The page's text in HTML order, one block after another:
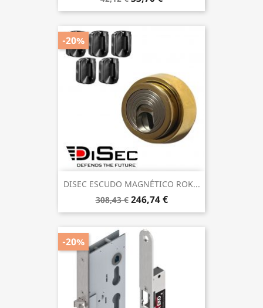
DISEC ESCUDO MAGNÉTICO ROK...
308,43 € 246,74 €
-20%
-20%